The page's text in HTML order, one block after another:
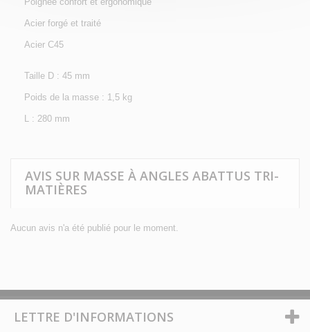
Acier forgé et traité
Acier C45
Taille D : 45 mm
Poids de la masse : 1,5 kg
L : 280 mm
AVIS SUR MASSE À ANGLES ABATTUS TRI-
MATIÈRES
Aucun avis n'a été publié pour le moment.
LETTRE D'INFORMATIONS